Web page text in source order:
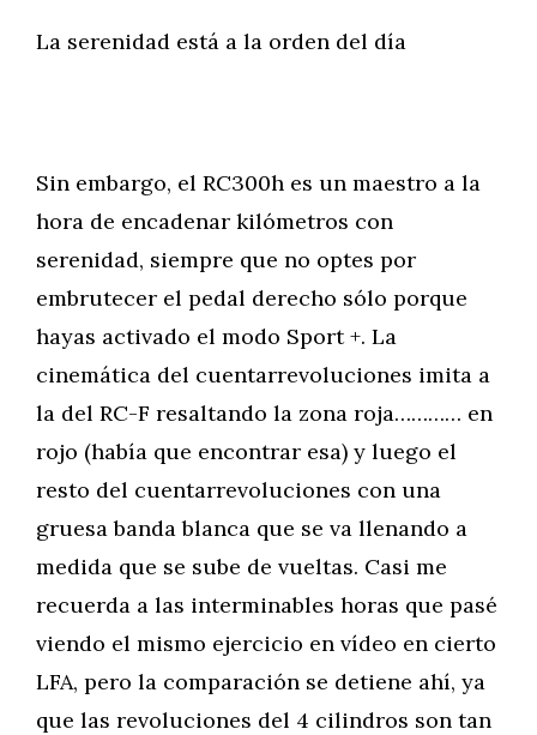
La serenidad está a la orden del día
Sin embargo, el RC300h es un maestro a la
hora de encadenar kilómetros con
serenidad, siempre que no optes por
embrutecer el pedal derecho sólo porque
hayas activado el modo Sport +. La
cinemática del cuentarrevoluciones imita a
la del RC-F resaltando la zona roja………… en
rojo (había que encontrar esa) y luego el
resto del cuentarrevoluciones con una
gruesa banda blanca que se va llenando a
medida que se sube de vueltas. Casi me
recuerda a las interminables horas que pasé
viendo el mismo ejercicio en vídeo en cierto
LFA, pero la comparación se detiene ahí, ya
que las revoluciones del 4 cilindros son tan